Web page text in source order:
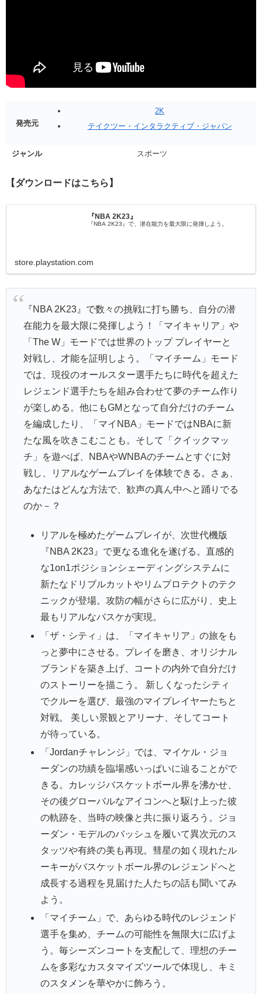
発売元
2K
テイクツー・インタラクティブ・ジャパン
ジャンル スポーツ
【ダウンロードはこちら】
『NBA 2K23』
『NBA 2K23』で、潜在能力を最大限に発揮しよう。
store.playstation.com
『NBA 2K23』で数々の挑戦に打ち勝ち、自分の潜
在能力を最大限に発揮しよう！「マイキャリア」や
「The W」モードでは世界のトップ プレイヤーと
対戦し、才能を証明しよう。「マイチーム」モード
では、現役のオールスター選手たちに時代を超えた
レジェンド選手たちを組み合わせて夢のチーム作り
が楽しめる。他にもGMとなって自分だけのチーム
を編成したり、「マイNBA」モードではNBAに新
たな風を吹きこむことも。そして「クイックマッ
チ」を遊べば、NBAやWNBAのチームとすぐに対
戦し、リアルなゲームプレイを体験できる。さぁ、
あなたはどんな方法で、歓声の真ん中へと踊りでる
のか－？
リアルを極めたゲームプレイが、次世代機版
『NBA 2K23』で更なる進化を遂げる。直感的
な1on1ポジションシェーディングシステムに
新たなドリブルカットやリムプロテクトのテク
ニックが登場。攻防の幅がさらに広がり、史上
最もリアルなバスケが実現。
「ザ・シティ」は、「マイキャリア」の旅をも
っと夢中にさせる。プレイを磨き、オリジナル
ブランドを築き上げ、コートの内外で自分だけ
のストーリーを描こう。 新しくなったシティ
でクルーを選び、最強のマイプレイヤーたちと
対戦。 美しい景観とアリーナ、そしてコート
が待っている。
「Jordanチャレンジ」では、マイケル・ジョ
ーダンの功績を臨場感いっぱいに辿ることがで
きる。カレッジバスケットボール界を沸かせ、
その後グローバルなアイコンへと駆け上った彼
の軌跡を、当時の映像と共に振り返ろう。ジョ
ーダン・モデルのバッシュを履いて異次元のス
タッツや有終の美も再現。彗星の如く現れたル
ーキーがバスケットボール界のレジェンドへと
成長する過程を見届けた人たちの話も聞いてみ
よう。
「マイチーム」で、あらゆる時代のレジェンド
選手を集め、チームの可能性を無限大に広げよ
う。毎シーズンコートを支配して、理想のチー
ムを多彩なカスタマイズツールで体現し、キミ
のスタメンを華やかに飾ろう。